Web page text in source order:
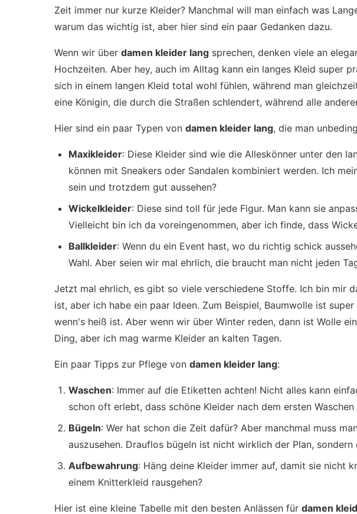
Zeit immer nur kurze Kleider? Manchmal will man einfach was
warum das wichtig ist, aber hier sind ein paar Gedanken dazu.
Wenn wir über damen kleider lang sprechen, denken viele an
Hochzeiten. Aber hey, auch im Alltag kann ein langes Kleid super
sich in einem langen Kleid total wohl fühlen, während man
eine Königin, die durch die Straßen schlendert, während alle
Hier sind ein paar Typen von damen kleider lang, die man
Maxikleider: Diese Kleider sind wie die Alleskönner unter den
können mit Sneakers oder Sandalen kombiniert werden. Ich
sein und trotzdem gut aussehen?
Wickelkleider: Diese sind toll für jede Figur. Man kann sie
Vielleicht bin ich da voreingenommen, aber ich finde, dass
Ballkleider: Wenn du ein Event hast, wo du richtig schick
Wahl. Aber seien wir mal ehrlich, die braucht man nicht jeden
Jetzt mal ehrlich, es gibt so viele verschiedene Stoffe. Ich bin mir
ist, aber ich habe ein paar Ideen. Zum Beispiel, Baumwolle ist
wenn's heiß ist. Aber wenn wir über Winter reden, dann ist Wolle
Ding, aber ich mag warme Kleider an kalten Tagen.
Ein paar Tipps zur Pflege von damen kleider lang:
Waschen: Immer auf die Etiketten achten! Nicht alles kann
schon oft erlebt, dass schöne Kleider nach dem ersten Waschen
Bügeln: Wer hat schon die Zeit dafür? Aber manchmal muss
auszusehen. Drauflos bügeln ist nicht wirklich der Plan,
Aufbewahrung: Häng deine Kleider immer auf, damit sie nicht
einem Knitterkleid rausgehen?
Hier ist eine kleine Tabelle mit den besten Anlässen für damen